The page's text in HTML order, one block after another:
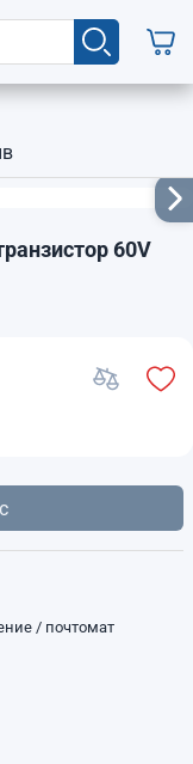
60V
/ почтомат